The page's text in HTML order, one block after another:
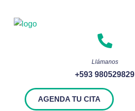
Llámanos
+593 980529829
AGENDA TU CITA